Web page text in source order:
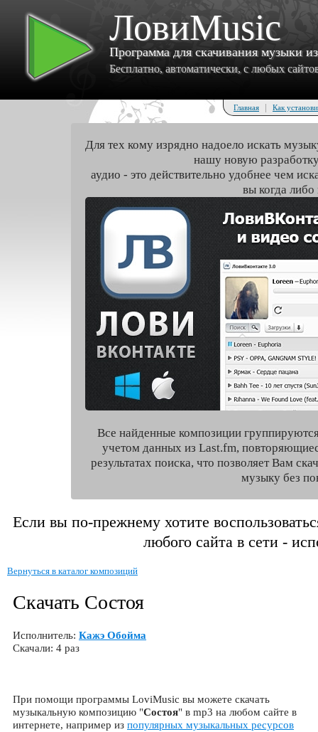
ЛовиMusic
Программа для скачивания музыки
Бесплатно, автоматически, с любых
Главная | Как
Для тех кому изрядно надоело искать
нашу новую
аудио - это действительно удобнее чем
вы когда либо
Все найденные композиции
учетом данных из Last.fm,
результатах поиска, что позволяет Вам
музыку без
Если вы по-прежнему хотите
любого сайта в сети -
Вернуться в каталог композиций
Скачать Состоя
Исполнитель: Кажэ Обойма
Скачали: 4 раз
При помощи программы LoviMusic вы можете скачать
музыкальную композицию "Состоя" в mp3 на любом сайте в
интернете, например из популярных музыкальных ресурсов